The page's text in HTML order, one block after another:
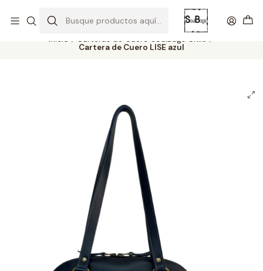
SOLO EL CUERO REEMPLAZA AL CUERO Todas las carteras acá
Inicio
Carteras de Cuero SoulBags Chile
Cartera de Cuero LISE azul